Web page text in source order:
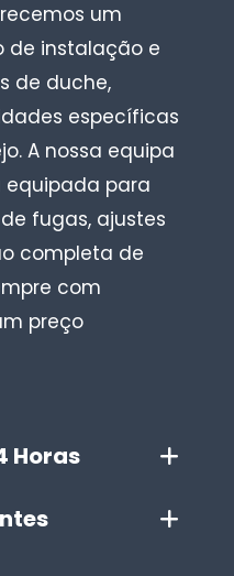
um
de instalação e
de duche,
específicas
A nossa equipa
equipada para
fugas, ajustes
completa de
com
preço
Horas